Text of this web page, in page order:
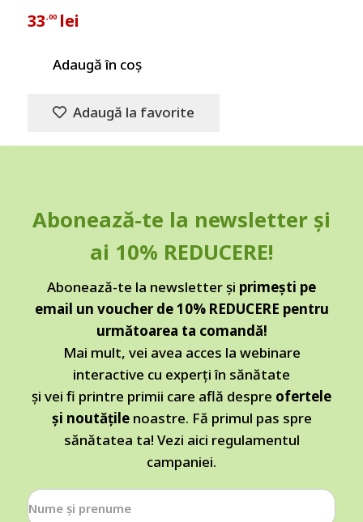
33,00 lei
Adaugă în coș
Adaugă la favorite
Abonează-te la newsletter și
ai 10% REDUCERE!
Abonează-te la newsletter și primești pe
email un voucher de 10% REDUCERE pentru
următoarea ta comandă!
Mai mult, vei avea acces la webinare
interactive cu experți în sănătate
și vei fi printre primii care află despre ofertele
și noutățilenoastre. Fă primul pas spre
sănătatea ta! Vezi aici regulamentul
campaniei.